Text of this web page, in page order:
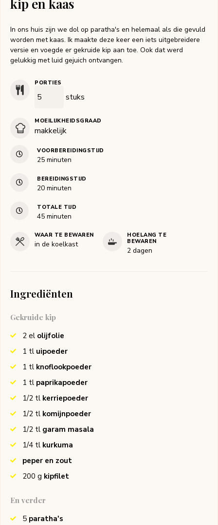
kip en kaas
In ons huis zijn we dol op paratha's en helemaal als die gevuld
worden met kaas. Ik maakte deze keer een iets uitgebreidere
versie en voegde er gekruide kip aan toe. Ook dat werd
gelukkig met luid gejuich ontvangen.
PORTIES
stuks
MOEILIJKHEIDSGRAAD
makkelijk
VOORBEREIDINGSTIJD
25minuten
minuten
BEREIDINGSTIJD
20minuten
minuten
TOTALE TIJD
45minuten
minuten
WAAR TE BEWAREN
in de koelkast
HOELANG TE
BEWAREN
2 dagen
Ingrediënten
Gekruide kip
2 el olijfolie
1 tl uipoeder
1 tl knoflookpoeder
1 tl paprikapoeder
1/2 tl kerriepoeder
1/2 tl komijnpoeder
1/2 tl garam masala
1/4 tl kurkuma
peper en zout
200 g kipfilet
En verder
5 paratha's